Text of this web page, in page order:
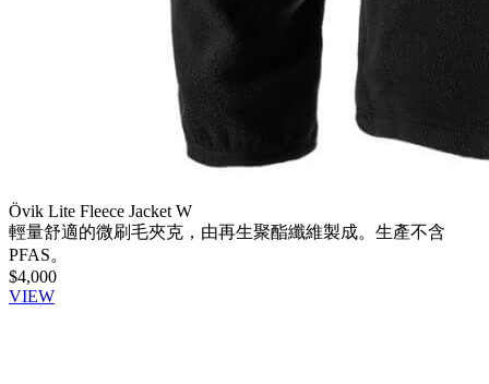
Övik Lite Fleece Jacket W
輕量舒適的微刷毛夾克，由再生聚酯纖維製成。生產不含
PFAS。
$4,000
VIEW